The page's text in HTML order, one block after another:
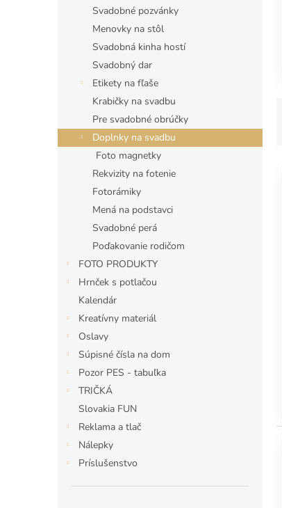
Svadobné pozvánky
Menovky na stôl
Svadobná kinha hostí
Svadobný dar
Etikety na fľaše
Krabičky na svadbu
Pre svadobné obrúčky
Doplnky na svadbu
Foto magnetky
Rekvizity na fotenie
Fotorámiky
Mená na podstavci
Svadobné perá
Poďakovanie rodičom
FOTO PRODUKTY
Hrnček s potlačou
Kalendár
Kreatívny materiál
Oslavy
Súpisné čísla na dom
Pozor PES - tabuľka
TRIČKÁ
Slovakia FUN
Reklama a tlač
Nálepky
Príslušenstvo